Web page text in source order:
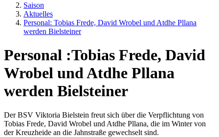
Saison
Aktuelles
Personal: Tobias Frede, David Wrobel und Atdhe Pllana
werden Bielsteiner
Personal :Tobias Frede, David
Wrobel und Atdhe Pllana
werden Bielsteiner
Der BSV Viktoria Bielstein freut sich über die Verpflichtung von
Tobias Frede, David Wrobel und Atdhe Pllana, die im Winter von
der Kreuzheide an die Jahnstraße gewechselt sind.